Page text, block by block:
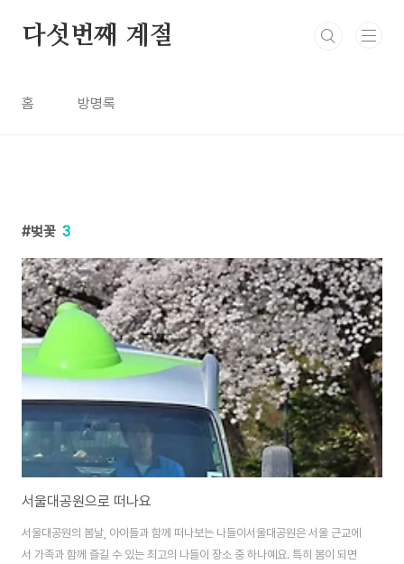
다섯번째 계절
홈 방명록
벚꽃 3
서울대공원으로 떠나요
서울대공원의 봄날, 아이들과 함께 떠나보는 나들이서울대공원은 서울 근교에
서 가족과 함께 즐길 수 있는 최고의 나들이 장소 중 하나예요. 특히 봄이 되면